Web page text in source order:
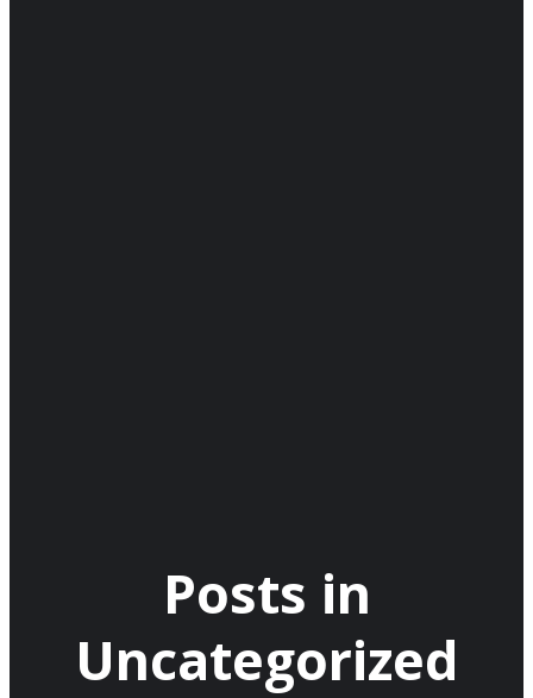
Posts in
Uncategorized